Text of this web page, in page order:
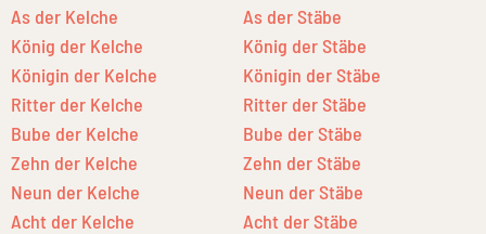
As der Kelche
König der Kelche
Königin der Kelche
Ritter der Kelche
Bube der Kelche
Zehn der Kelche
Neun der Kelche
Acht der Kelche
As der Stäbe
König der Stäbe
Königin der Stäbe
Ritter der Stäbe
Bube der Stäbe
Zehn der Stäbe
Neun der Stäbe
Acht der Stäbe